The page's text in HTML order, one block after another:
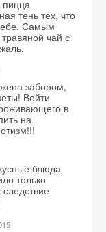
пицца
тень тех, что
Самым
чай с
забором,
Войти
в
на
блюда
только
следствие